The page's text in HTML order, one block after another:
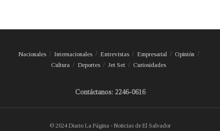
Nacionales Internacionales Entrevistas Empresarial
Opinión
Cultura
Deportes Jet Set Curiosidades
Contáctanos: 2246-0616
© 2024 Diario La Página - Noticias de El Salvador